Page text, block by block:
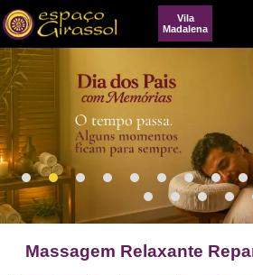
Vila
Madalena
Massagem Relaxante